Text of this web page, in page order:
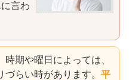
言わ
時期や曜日によっては、
づらい時があります。 平